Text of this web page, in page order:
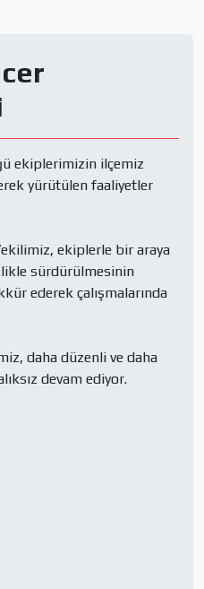
ekiplerimizin ilçemiz
yürütülen faaliyetler
ekiplerle bir araya
sürdürülmesinin
ederek çalışmalarında
daha düzenli ve daha
devam ediyor.